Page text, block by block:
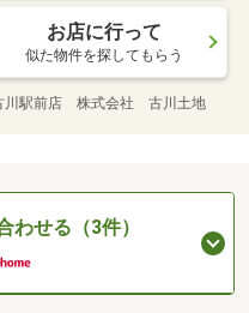
お店に行って
似た物件を探してもらう
川駅前店 株式会社 古川土地
わせる（3件）